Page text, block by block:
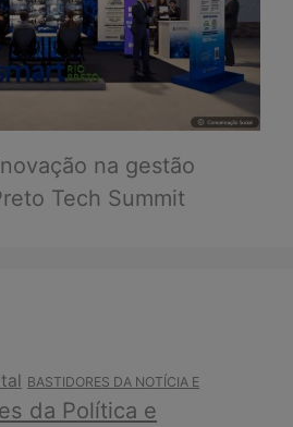
na gestão
Tech Summit
BASTIDORES DA NOTÍCIA E
da Política e